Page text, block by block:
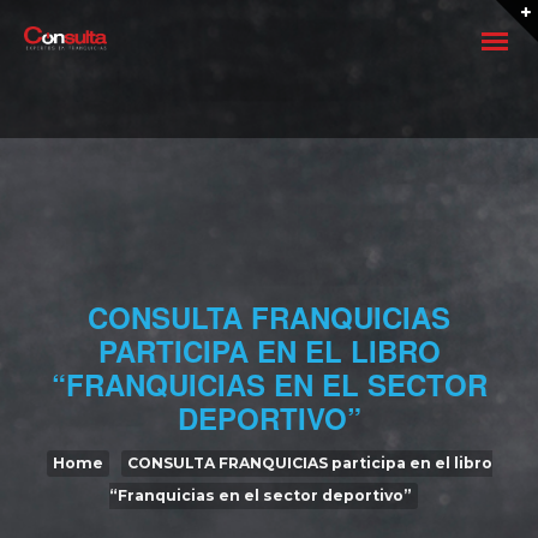
Quiero franquiciar mi negocio
Crear una Franquicia 2026
Como crear una Franquicia: Ser Franquiciador
CONSULTA FRANQUICIAS
PARTICIPA EN EL LIBRO
“FRANQUICIAS EN EL SECTOR
DEPORTIVO”
Home
CONSULTA FRANQUICIAS participa en el libro
“Franquicias en el sector deportivo”